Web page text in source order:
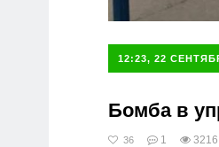
12:23, 22
Бомба в
36 1 3216